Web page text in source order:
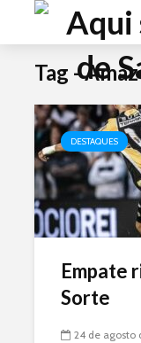
Tag -
DESTAQUES
Empate
Sorte
24 de agosto